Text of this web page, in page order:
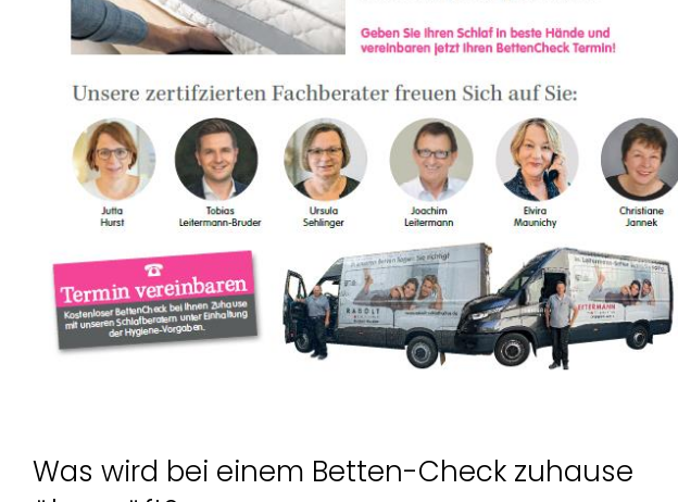
Was wird bei einem Betten-Check zuhause